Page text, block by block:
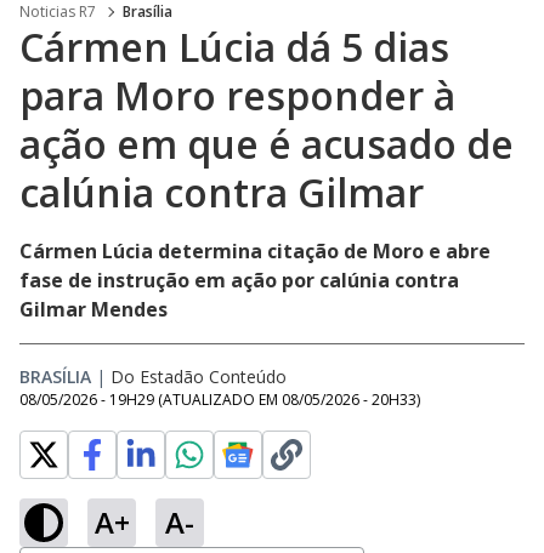
Noticias R7 Brasília
Cármen Lúcia dá 5 dias
para Moro responder à
ação em que é acusado de
calúnia contra Gilmar
Cármen Lúcia determina citação de Moro e abre
fase de instrução em ação por calúnia contra
Gilmar Mendes
BRASÍLIA | Do Estadão Conteúdo
08/05/2026 - 19H29 (ATUALIZADO EM 08/05/2026 - 20H33)
A+ A-